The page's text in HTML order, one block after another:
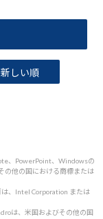
しい順
、PowerPoint、Windowsの
の他の国における商標または
、Intel Corporation または
は、米国およびその他の国